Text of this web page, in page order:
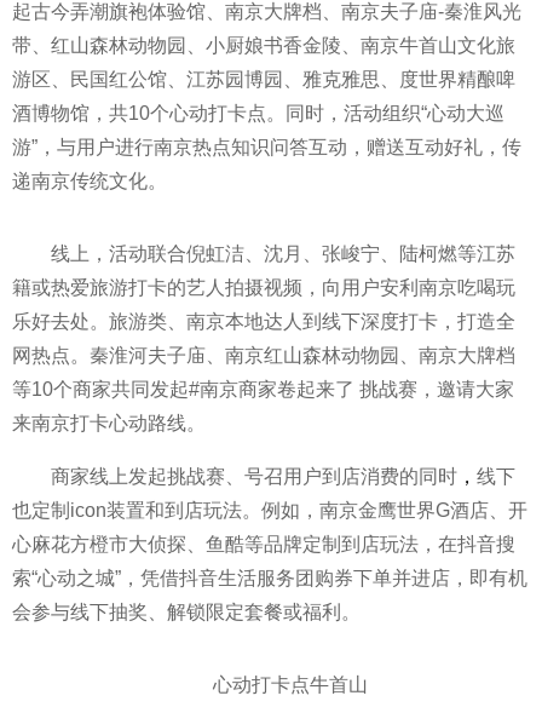
起古今弄潮旗袍体验馆、南京大牌档、南京夫子庙-秦淮风光
带、红山森林动物园、小厨娘书香金陵、南京牛首山文化旅
游区、民国红公馆、江苏园博园、雅克雅思、度世界精酿啤
酒博物馆，共10个心动打卡点。同时，活动组织“心动大巡
游”，与用户进行南京热点知识问答互动，赠送互动好礼，传
递南京传统文化。
线上，活动联合倪虹洁、沈月、张峻宁、陆柯燃等江苏
籍或热爱旅游打卡的艺人拍摄视频，向用户安利南京吃喝玩
乐好去处。旅游类、南京本地达人到线下深度打卡，打造全
网热点。秦淮河夫子庙、南京红山森林动物园、南京大牌档
等10个商家共同发起#南京商家卷起来了 挑战赛，邀请大家
来南京打卡心动路线。
商家线上发起挑战赛、号召用户到店消费的同时 ， 线下
也定制icon装置和到店玩法。例如，南京金鹰世界G酒店、开
心麻花方橙市大侦探 、鱼酷等品牌定制到店玩法，在抖音搜
索“心动之城”，凭借抖音生活服务团购券下单并进店，即有机
会参与线下抽奖、解锁限定套餐或福利。
心动打卡点牛首山